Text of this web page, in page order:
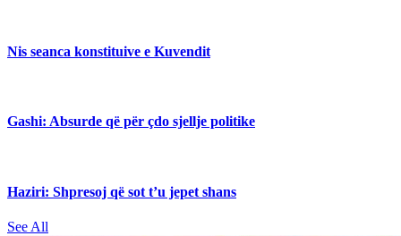
Nis seanca konstituive e Kuvendit
Gashi: Absurde që për çdo sjellje politike
Haziri: Shpresoj që sot t’u jepet shans
See All